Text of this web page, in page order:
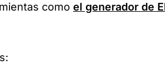
como el generador de